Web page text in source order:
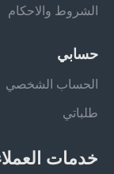
الشروط والاحكام
حسابي
الحساب الشخصي
طلباتي
خدمات